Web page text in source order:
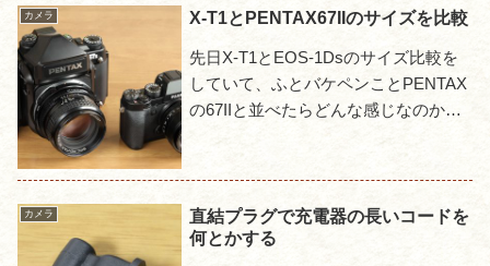
ッター音が気になり...
カメラ X-T1とPENTAX67IIのサイズを比較
先日X-T1とEOS-1Dsのサイズ比較を
していて、ふとバケペンことPENTAX
の67IIと並べたらどんな感じなのかと
カメラ
直結プラグで充電器の長いコードを
何とかする